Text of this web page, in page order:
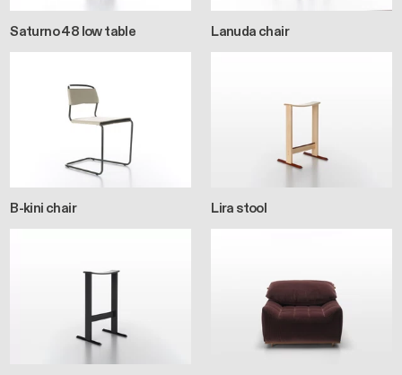
Saturno 48 low table Lanuda chair
B-kini chair Lira stool